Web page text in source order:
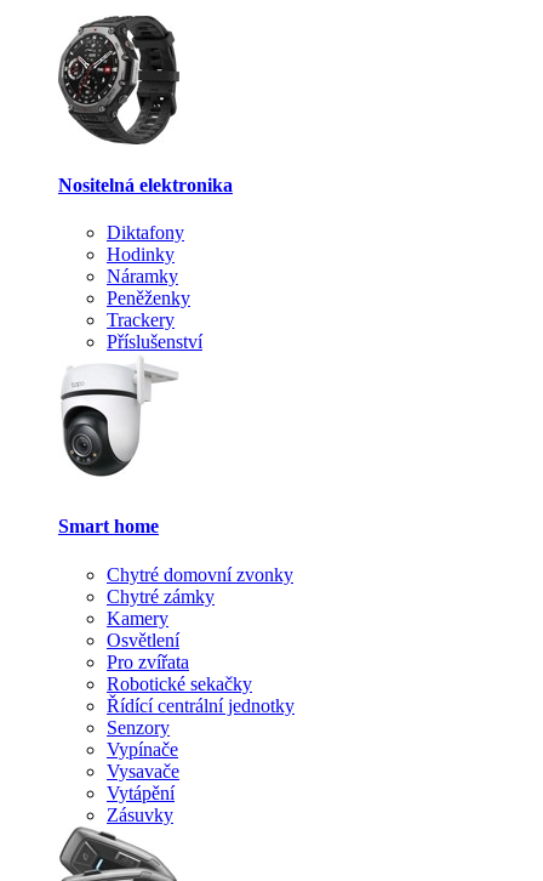
Nositelná elektronika
Diktafony
Hodinky
Náramky
Peněženky
Trackery
Příslušenství
Smart home
Chytré domovní zvonky
Chytré zámky
Kamery
Osvětlení
Pro zvířata
Robotické sekačky
Řídící centrální jednotky
Senzory
Vypínače
Vysavače
Vytápění
Zásuvky